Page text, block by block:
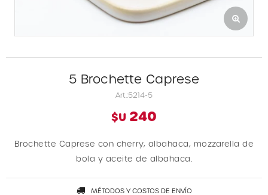
5 Brochette Caprese
5214-5
$U 240
Brochette Caprese con cherry, albahaca, mozzarella de
bola y aceite de albahaca.
MÉTODOS Y COSTOS DE ENVÍO